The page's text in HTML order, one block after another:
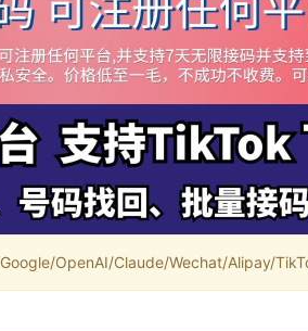
OpenAI/Claude/Wechat/Alipay/